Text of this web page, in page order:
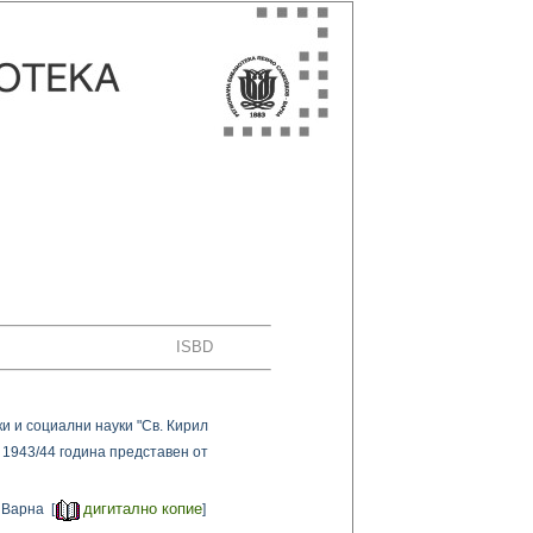
ISBD
и социални науки "Св. Кирил
44 година представен от
Варна [ дигитално копие]